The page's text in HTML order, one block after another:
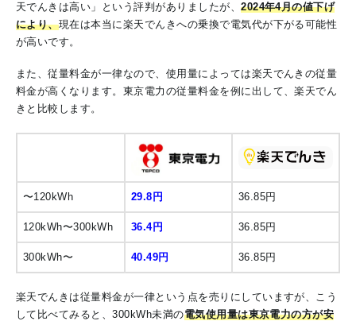
天でんきは高い」という評判がありましたが、2024年4月の値下げ
により、現在は本当に楽天でんきへの乗換で電気代が下がる可能性
が高いです。
また、従量料金が一律なので、使用量によっては楽天でんきの従量
料金が高くなります。東京電力の従量料金を例に出して、楽天でん
きと比較します。
〜120kWh 29.8円 36.85円
120kWh〜300kWh 36.4円 36.85円
300kWh〜 40.49円 36.85円
楽天でんきは従量料金が一律という点を売りにしていますが、こう
して比べてみると、300kWh未満の電気使用量は東京電力の方が安